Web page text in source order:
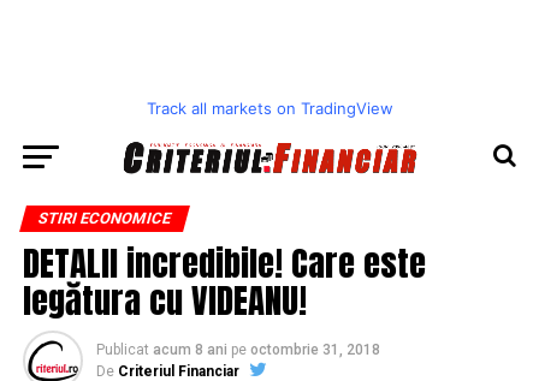
Track all markets on TradingView
STIRI ECONOMICE
DETALII incredibile! Care este
legătura cu VIDEANU!
Publicat acum 8 ani pe octombrie 31, 2018
De Criteriul Financiar